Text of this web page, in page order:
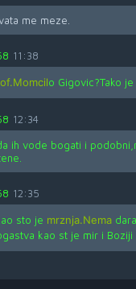
me meze.
11:38
o Gigovic?Tako
12:34
ih vode bogati i
12:35
sto je mrznja.Nema
kao st je mir i